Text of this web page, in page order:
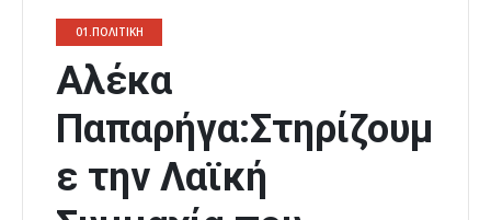
01.ΠΟΛΙΤΙΚΗ
Αλέκα
Παπαρήγα:Στηρίζουμ
ε την Λαϊκή